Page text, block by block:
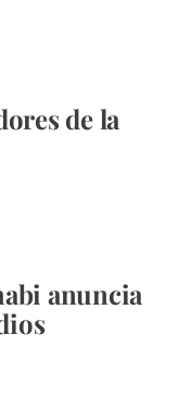
de la
anuncia